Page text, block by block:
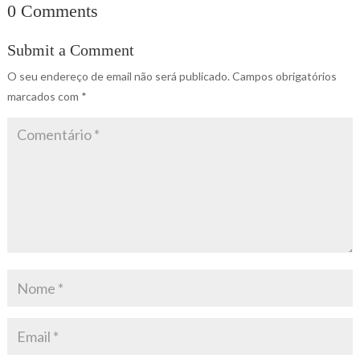
0 Comments
Submit a Comment
O seu endereço de email não será publicado. Campos obrigatórios
marcados com *